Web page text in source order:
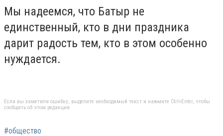
Мы надеемся, что Батыр не
единственный, кто в дни праздника
дарит радость тем, кто в этом особенно
нуждается.
Если вы заметили ошибку, выделите необходимый текст и нажмите Ctrl+Enter, чтобы
сообщить об этом редакции
#общество